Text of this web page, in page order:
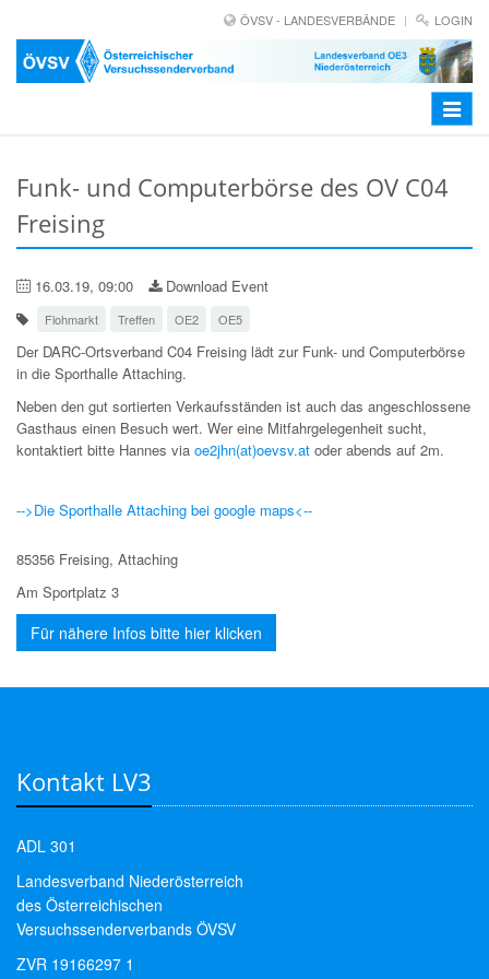
ÖVSV - LANDESVERBÄNDE LOGIN
Toggle
Funk- und Computerbörse des OV C04
Freising
16.03.19, 09:00 Download Event
Flohmarkt Treffen OE2 OE5
Der DARC-Ortsverband C04 Freising lädt zur Funk- und Computerbörse
in die Sporthalle Attaching.
Neben den gut sortierten Verkaufsständen ist auch das angeschlossene
Gasthaus einen Besuch wert. Wer eine Mitfahrgelegenheit sucht,
kontaktiert bitte Hannes via oe2jhn(at)oevsv.at oder abends auf 2m.
-->Die Sporthalle Attaching bei google maps<--
85356 Freising, Attaching
Am Sportplatz 3
Für nähere Infos bitte hier klicken
Kontakt LV3
ADL 301
Landesverband Niederösterreich
des Österreichischen
Versuchssenderverbands ÖVSV
ZVR 19166297 1